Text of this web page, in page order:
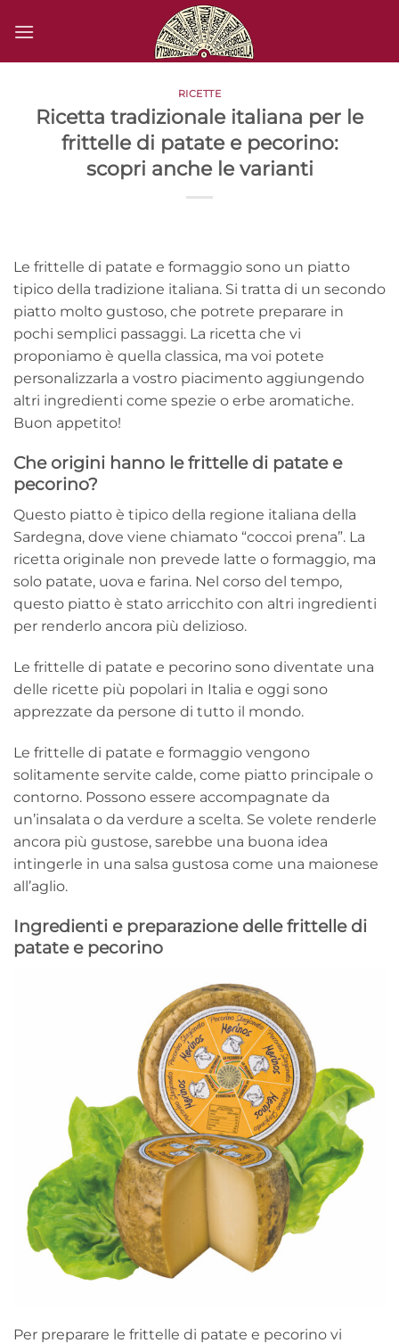
RICETTE
Ricetta tradizionale italiana per le
frittelle di patate e pecorino:
scopri anche le varianti
Le frittelle di patate e formaggio sono un piatto
tipico della tradizione italiana. Si tratta di un secondo
piatto molto gustoso, che potrete preparare in
pochi semplici passaggi. La ricetta che vi
proponiamo è quella classica, ma voi potete
personalizzarla a vostro piacimento aggiungendo
altri ingredienti come spezie o erbe aromatiche.
Buon appetito!
Che origini hanno le frittelle di patate e
pecorino?
Questo piatto è tipico della regione italiana della
Sardegna, dove viene chiamato “coccoi prena”. La
ricetta originale non prevede latte o formaggio, ma
solo patate, uova e farina. Nel corso del tempo,
questo piatto è stato arricchito con altri ingredienti
per renderlo ancora più delizioso.
Le frittelle di patate e pecorino sono diventate una
delle ricette più popolari in Italia e oggi sono
apprezzate da persone di tutto il mondo.
Le frittelle di patate e formaggio vengono
solitamente servite calde, come piatto principale o
contorno. Possono essere accompagnate da
un’insalata o da verdure a scelta. Se volete renderle
ancora più gustose, sarebbe una buona idea
intingerle in una salsa gustosa come una maionese
all’aglio.
Ingredienti e preparazione delle frittelle di
patate e pecorino
Per preparare le frittelle di patate e pecorino vi